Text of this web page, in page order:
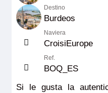
Destino
Burdeos
Naviera
CroisiEurope
Ref.
BOQ_ES
Si le gusta la